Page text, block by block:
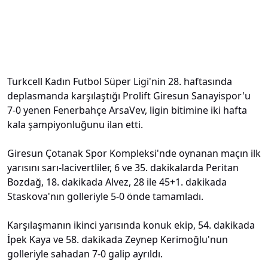
Turkcell Kadın Futbol Süper Ligi'nin 28. haftasında
deplasmanda karşılaştığı Prolift Giresun Sanayispor'u
7-0 yenen Fenerbahçe ArsaVev, ligin bitimine iki hafta
kala şampiyonluğunu ilan etti.
Giresun Çotanak Spor Kompleksi'nde oynanan maçın ilk
yarısını sarı-lacivertliler, 6 ve 35. dakikalarda Peritan
Bozdağ, 18. dakikada Alvez, 28 ile 45+1. dakikada
Staskova'nın golleriyle 5-0 önde tamamladı.
Karşılaşmanın ikinci yarısında konuk ekip, 54. dakikada
İpek Kaya ve 58. dakikada Zeynep Kerimoğlu'nun
golleriyle sahadan 7-0 galip ayrıldı.